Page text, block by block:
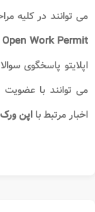
می توانند در کلیه
Open Work Permit
اپلایتو پاسخگوی
می توانند با عضویت
اخبار مرتبط با اپن ورک